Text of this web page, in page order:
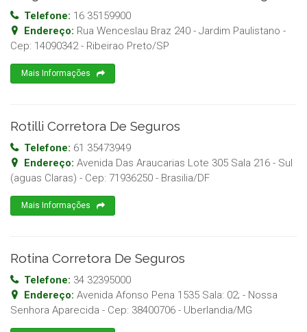
Telefone: 16 35159900
Endereço: Rua Wenceslau Braz 240 - Jardim Paulistano -
Cep: 14090342- Ribeirao Preto/SP
Mais Informações
Rotilli Corretora De Seguros
Telefone: 61 35473949
Endereço: Avenida Das Araucarias Lote 305 Sala 216 - Sul
(aguas Claras) - Cep: 71936250 - Brasilia/DF
Mais Informações
Rotina Corretora De Seguros
Telefone: 34 32395000
Endereço: Avenida Afonso Pena 1535 Sala: 02; - Nossa
Senhora Aparecida - Cep: 38400706 - Uberlandia/MG